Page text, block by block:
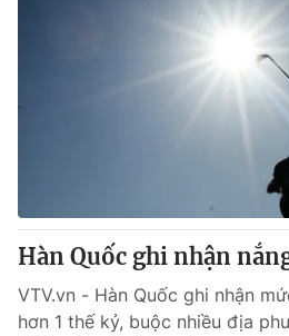
Hàn Quốc ghi nhận
VTV.vn - Hàn Quốc ghi nhận
hơn 1 thế kỷ, buộc nhiều địa